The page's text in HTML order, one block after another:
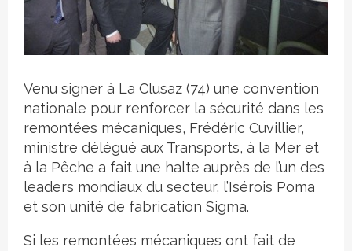
Crédit photo
Venu signer à La Clusaz (74) une convention
nationale pour renforcer la sécurité dans les
remontées mécaniques, Frédéric Cuvillier,
ministre délégué aux Transports, à la Mer et
à la Pêche a fait une halte auprès de l’un des
leaders mondiaux du secteur, l’Isérois Poma
et son unité de fabrication Sigma.
Si les remontées mécaniques ont fait de